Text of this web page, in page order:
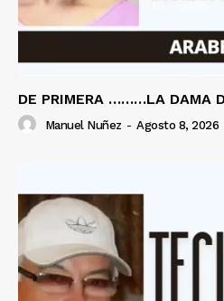
DE PRIMERA ………LA DAMA
Manuel Nuñez - Agosto 8, 2026